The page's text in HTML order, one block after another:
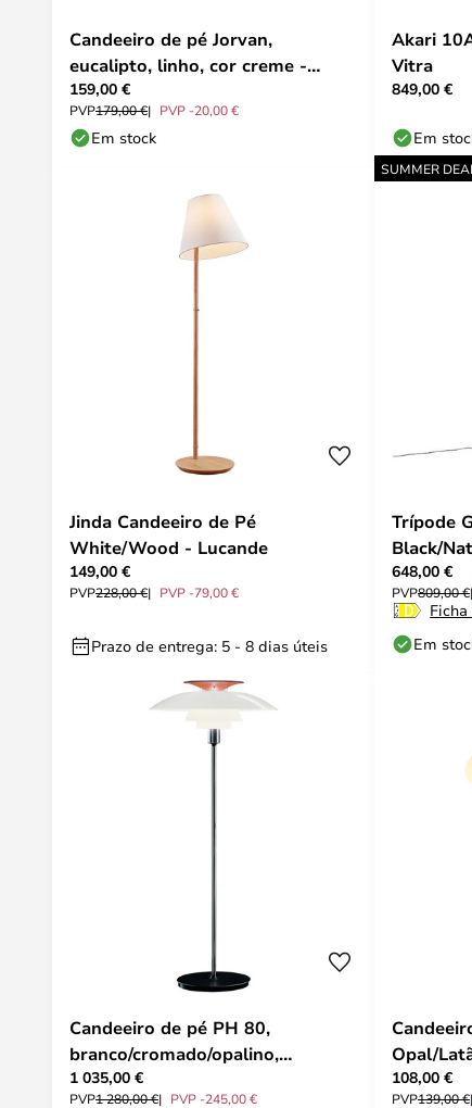
Candeeiro de pé Jorvan,
eucalipto, linho, cor creme -
Lucande
159,00 €
PVP179,00 € PVP -20,00 €
Em stock
Akari
Vitra
849,00 €
Em
Jinda Candeeiro de Pé
White/Wood - Lucande
149,00 €
PVP228,00 € PVP -79,00 €
Prazo de entrega: 5 - 8 dias úteis
SUMMER DEAL
Trípode
Black/
648,00 €
PVP809,00 €
Em
Candeeiro de pé PH 80,
branco/cromado/opalino,
interruptor - Louis Poulsen
1 035,00 €
PVP1 280,00 € PVP -245,00 €
Opal/
108,00 €
PVP139,00 €